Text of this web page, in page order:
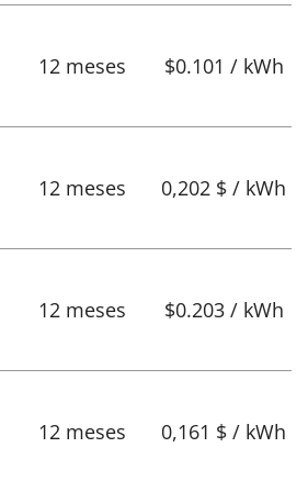
12 meses $0.101 / kWh
12 meses 0,202 $ / kWh
12 meses $0.203 / kWh
12 meses 0,161 $ / kWh